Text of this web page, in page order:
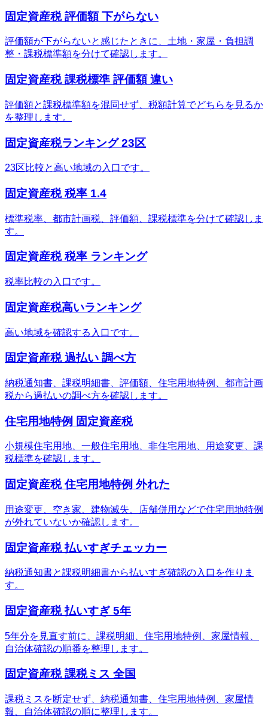
固定資産税 評価額 下がらない
評価額が下がらないと感じたときに、土地・家屋・負担調
整・課税標準額を分けて確認します。
固定資産税 課税標準 評価額 違い
評価額と課税標準額を混同せず、税額計算でどちらを見るか
を整理します。
固定資産税ランキング 23区
23区比較と高い地域の入口です。
固定資産税 税率 1.4
標準税率、都市計画税、評価額、課税標準を分けて確認しま
す。
固定資産税 税率 ランキング
税率比較の入口です。
固定資産税高いランキング
高い地域を確認する入口です。
固定資産税 過払い 調べ方
納税通知書、課税明細書、評価額、住宅用地特例、都市計画
税から過払いの調べ方を確認します。
住宅用地特例 固定資産税
小規模住宅用地、一般住宅用地、非住宅用地、用途変更、課
税標準を確認します。
固定資産税 住宅用地特例 外れた
用途変更、空き家、建物滅失、店舗併用などで住宅用地特例
が外れていないか確認します。
固定資産税 払いすぎチェッカー
納税通知書と課税明細書から払いすぎ確認の入口を作りま
す。
固定資産税 払いすぎ 5年
5年分を見直す前に、課税明細、住宅用地特例、家屋情報、
自治体確認の順番を整理します。
固定資産税 課税ミス 全国
課税ミスを断定せず、納税通知書、住宅用地特例、家屋情
報、自治体確認の順に整理します。